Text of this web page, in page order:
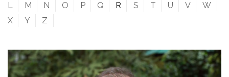
L
M N O P Q R S T U V
W
X
Y Z